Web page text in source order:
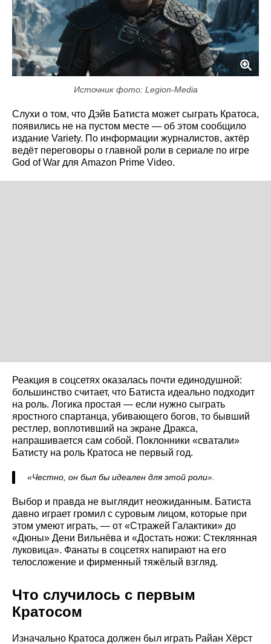
Источник фото: Legion-Media
Слухи о том, что Дэйв Батиста может сыграть Кратоса,
появились не на пустом месте — об этом сообщило
издание Variety. По информации журналистов, актёр
ведёт переговоры о главной роли в сериале по игре
God of War для Amazon Prime Video.
Реакция в соцсетях оказалась почти единодушной:
большинство считает, что Батиста идеально подходит
на роль. Логика простая — если нужно сыграть
яростного спартанца, убивающего богов, то бывший
рестлер, воплотивший на экране Дракса,
напрашивается сам собой. Поклонники «сватали»
Батисту на роль Кратоса не первый год.
«Честно, он был бы идеален для этой роли».
Выбор и правда не выглядит неожиданным. Батиста
давно играет громил с суровым лицом, которые при
этом умеют играть, — от «Стражей Галактики» до
«Дюны» Дени Вильнёва и «Достать ножи: Стеклянная
луковица». Фанаты в соцсетях напирают на его
телосложение и фирменный тяжёлый взгляд.
Что случилось с первым
Кратосом
Изначально Кратоса должен был играть Райан Хёрст